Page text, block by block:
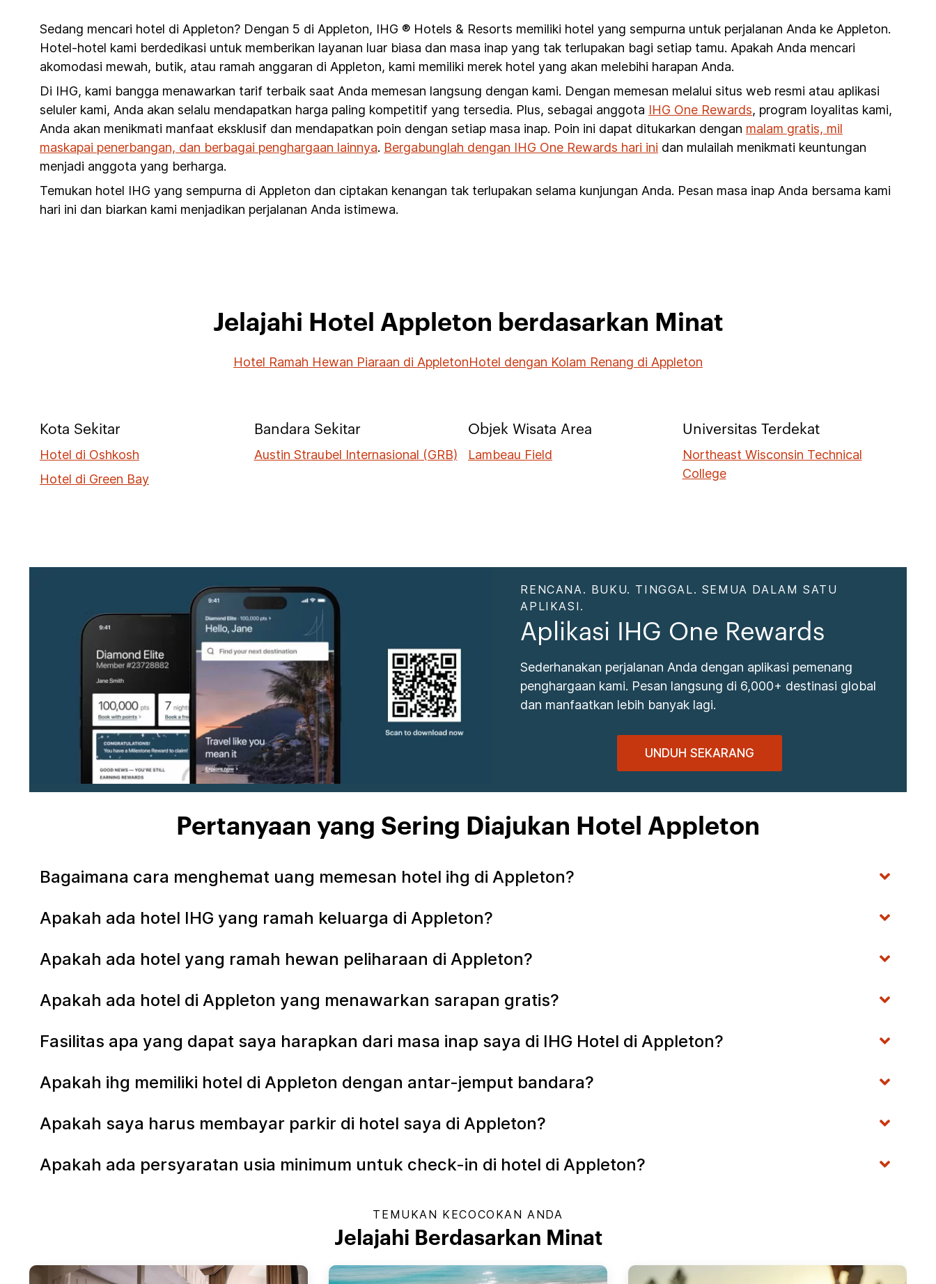
Sedang mencari hotel di Appleton? Dengan 5 di Appleton, IHG ® Hotels & Resorts memiliki hotel yang sempurna untuk perjalanan Anda ke Appleton.
Hotel-hotel kami berdedikasi untuk memberikan layanan luar biasa dan masa inap yang tak terlupakan bagi setiap tamu. Apakah Anda mencari
akomodasi mewah, butik, atau ramah anggaran di Appleton, kami memiliki merek hotel yang akan melebihi harapan Anda.
Di IHG, kami bangga menawarkan tarif terbaik saat Anda memesan langsung dengan kami. Dengan memesan melalui situs web resmi atau aplikasi
seluler kami, Anda akan selalu mendapatkan harga paling kompetitif yang tersedia. Plus, sebagai anggota IHG One Rewards, program loyalitas kami,
Anda akan menikmati manfaat eksklusif dan mendapatkan poin dengan setiap masa inap. Poin ini dapat ditukarkan dengan malam gratis, mil
maskapai penerbangan, dan berbagai penghargaan lainnya. Bergabunglah dengan IHG One Rewards hari ini dan mulailah menikmati keuntungan
menjadi anggota yang berharga.
Temukan hotel IHG yang sempurna di Appleton dan ciptakan kenangan tak terlupakan selama kunjungan Anda. Pesan masa inap Anda bersama kami
hari ini dan biarkan kami menjadikan perjalanan Anda istimewa.
Jelajahi Hotel Appleton berdasarkan Minat
Hotel Ramah Hewan Piaraan di AppletonHotel dengan Kolam Renang di Appleton
Kota Sekitar
Hotel di Oshkosh
Hotel di Green Bay
Bandara Sekitar
Austin Straubel Internasional (GRB)
Objek Wisata Area
Lambeau Field
Universitas Terdekat
Northeast Wisconsin Technical
College
RENCANA. BUKU. TINGGAL. SEMUA DALAM SATU
APLIKASI.
Aplikasi IHG One Rewards
Sederhanakan perjalanan Anda dengan aplikasi pemenang
penghargaan kami. Pesan langsung di 6,000+ destinasi global
dan manfaatkan lebih banyak lagi.
UNDUH SEKARANG
Pertanyaan yang Sering Diajukan Hotel Appleton
Bagaimana cara menghemat uang memesan hotel ihg di Appleton?
Apakah ada hotel IHG yang ramah keluarga di Appleton?
Apakah ada hotel yang ramah hewan peliharaan di Appleton?
Apakah ada hotel di Appleton yang menawarkan sarapan gratis?
Fasilitas apa yang dapat saya harapkan dari masa inap saya di IHG Hotel di Appleton?
Apakah ihg memiliki hotel di Appleton dengan antar-jemput bandara?
Apakah saya harus membayar parkir di hotel saya di Appleton?
Apakah ada persyaratan usia minimum untuk check-in di hotel di Appleton?
TEMUKAN KECOCOKAN ANDA
Jelajahi Berdasarkan Minat